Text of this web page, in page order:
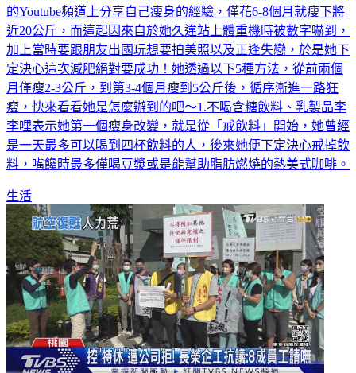
的Youtube頻道上分享自己瘦身的經驗，僅花6-8個月就瘦下將
近20公斤，而這起因來自於她久違站上體重機時被數字嚇到，
加上當時要跟朋友出國玩想要拍美照以及正逢失戀，於是她下
定決心這次減肥絕對要成功！她透過以下5種方法，從前兩個
月僅瘦2-3公斤，到第3-4個月瘦到5公斤後，循序漸進一路狂
瘦，快來看看她是怎麼辦到的吧～1.不喝含糖飲料、乳製品李
李哩表示她第一個瘦身改變，就是從「戒飲料」開始，她曾經
是一天最多可以喝到四杯飲料的人，後來她便下定決心戒掉飲
料，嘴饞時最多僅喝豆漿或是能幫助脂肪燃燒的熱美式咖啡。
生活